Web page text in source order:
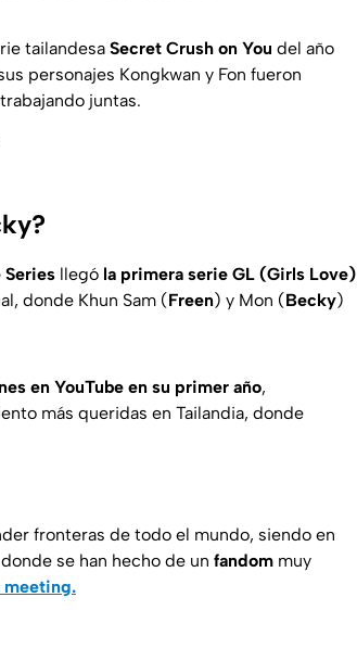
tailandesa Secret Crush on You del año
personajes Kongkwan y Fon fueron
juntas.
Series llegó la primera serie GL (Girls Love)
donde Khun Sam (Freen) y Mon (Becky)
en YouTube en su primer año,
más queridas en Tailandia, donde
fronteras de todo el mundo, siendo en
se han hecho de un fandom muy
meeting.